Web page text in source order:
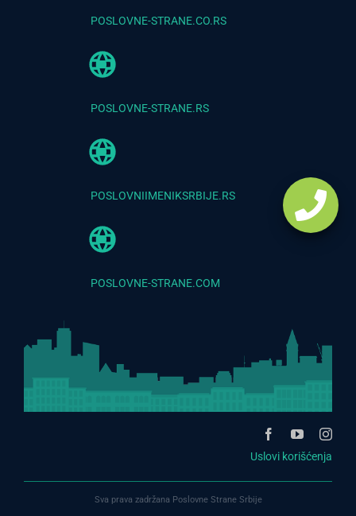
POSLOVNE-STRANE.CO.RS
POSLOVNE-STRANE.RS
POSLOVNIIMENIKSRBIJE.RS
POSLOVNE-STRANE.COM
Uslovi korišćenja
Sva prava zadržana Poslovne Strane Srbije